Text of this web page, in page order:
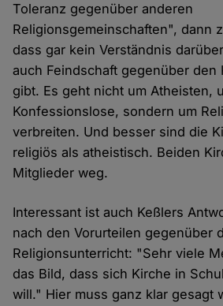
Toleranz gegenüber anderen
Religionsgemeinschaften", dann
dass gar kein Verständnis
auch Feindschaft gegenüber den
gibt. Es geht nicht um Atheisten,
Konfessionslose, sondern um
verbreiten. Und besser sind die
religiös als atheistisch. Beiden
Mitglieder weg.
Interessant ist auch Keßlers
nach den Vorurteilen gegenüber
Religionsunterricht: "Sehr viele
das Bild, dass sich Kirche in
will." Hier muss ganz klar gesagt